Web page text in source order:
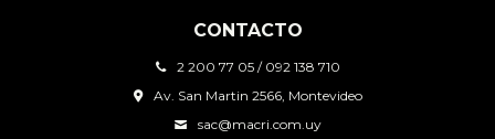
CONTACTO
2 200 77 05 / 092 138 710
Av. San Martin 2566, Montevideo
sac@macri.com.uy